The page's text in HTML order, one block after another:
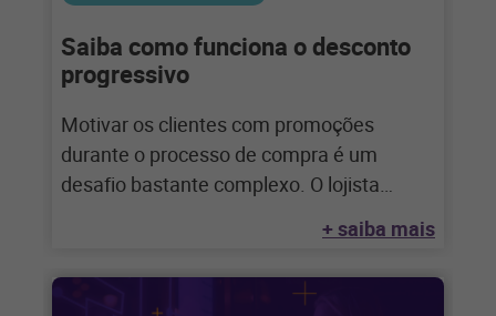
Saiba como funciona o desconto
progressivo
Motivar os clientes com promoções
durante o processo de compra é um
desafio bastante complexo. O lojista
+ saiba mais